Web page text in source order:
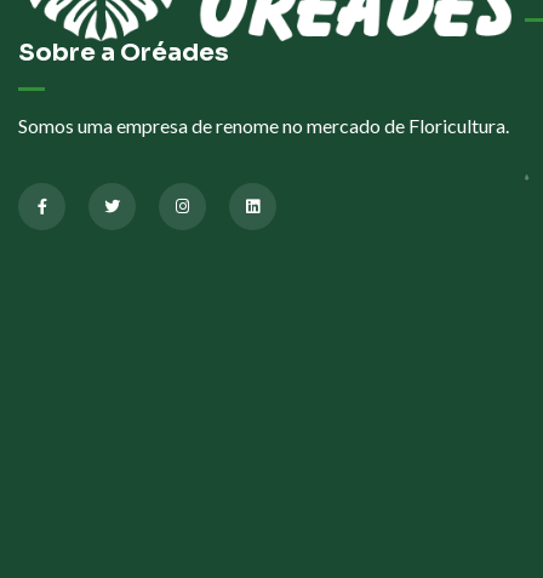
Sobre a Oréades
Somos uma empresa de renome no mercado de Floricultura.